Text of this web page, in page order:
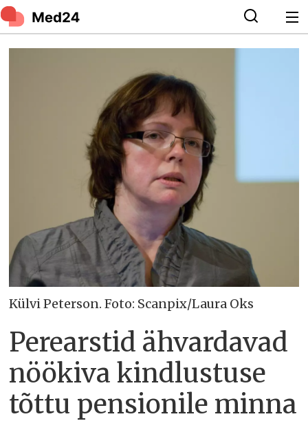
Külvi Peterson. Foto: Scanpix/Laura Oks
Perearstid ähvardavad
nöökiva kindlustuse
tõttu pensionile minna